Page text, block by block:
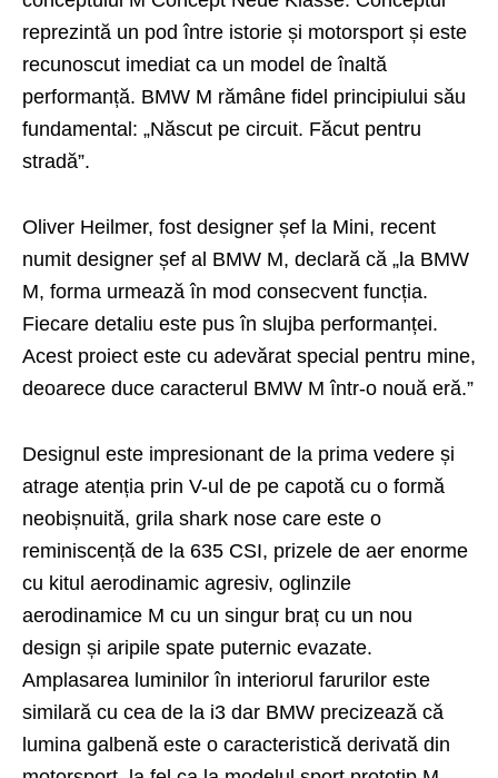
reprezintă un pod între istorie și motorsport și este
recunoscut imediat ca un model de înaltă
performanță. BMW M rămâne fidel principiului său
fundamental: „Născut pe circuit. Făcut pentru
stradă”.
Oliver Heilmer, fost designer șef la Mini, recent
numit designer șef al BMW M, declară că „la BMW
M, forma urmează în mod consecvent funcția.
Fiecare detaliu este pus în slujba performanței.
Acest proiect este cu adevărat special pentru mine,
deoarece duce caracterul BMW M într-o nouă eră.”
Designul este impresionant de la prima vedere și
atrage atenția prin V-ul de pe capotă cu o formă
neobișnuită, grila shark nose care este o
reminiscență de la 635 CSI, prizele de aer enorme
cu kitul aerodinamic agresiv, oglinzile
aerodinamice M cu un singur braț cu un nou
design și aripile spate puternic evazate.
Amplasarea luminilor în interiorul farurilor este
similară cu cea de la i3 dar BMW precizează că
lumina galbenă este o caracteristică derivată din